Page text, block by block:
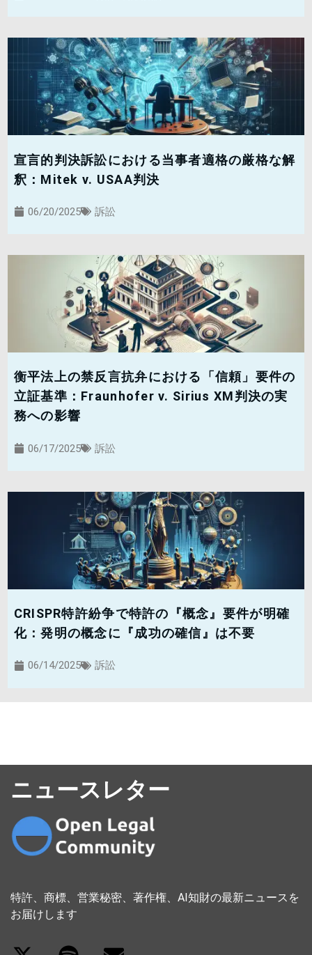
宣言的判決訴訟における当事者適格の厳格な解
釈：Mitek v. USAA判決
06/20/2025 訴訟
衡平法上の禁反言抗弁における「信頼」要件の
立証基準：Fraunhofer v. Sirius XM判決の実
務への影響
06/17/2025 訴訟
CRISPR特許紛争で特許の『概念』要件が明確
化：発明の概念に『成功の確信』は不要
06/14/2025 訴訟
ニュースレター
特許、商標、営業秘密、著作権、AI知財の最新ニュースを
お届けします